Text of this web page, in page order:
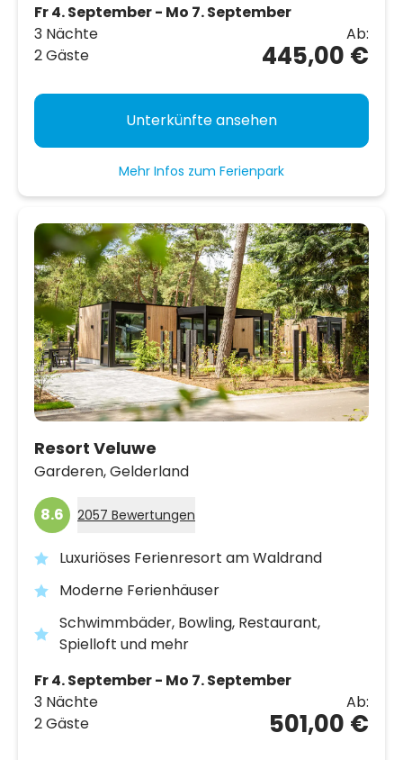
Fr 4. September - Mo 7. September
3 Nächte
2 Gäste
Ab:
445,00 €
Unterkünfte ansehen
Mehr Infos zum Ferienpark
Resort Veluwe
Garderen,Gelderland
8.6 2057 Bewertungen
Luxuriöses Ferienresort am Waldrand
Moderne Ferienhäuser
Schwimmbäder, Bowling, Restaurant,
Spielloft und mehr
Fr 4. September - Mo 7. September
3 Nächte
2 Gäste
Ab:
501,00 €